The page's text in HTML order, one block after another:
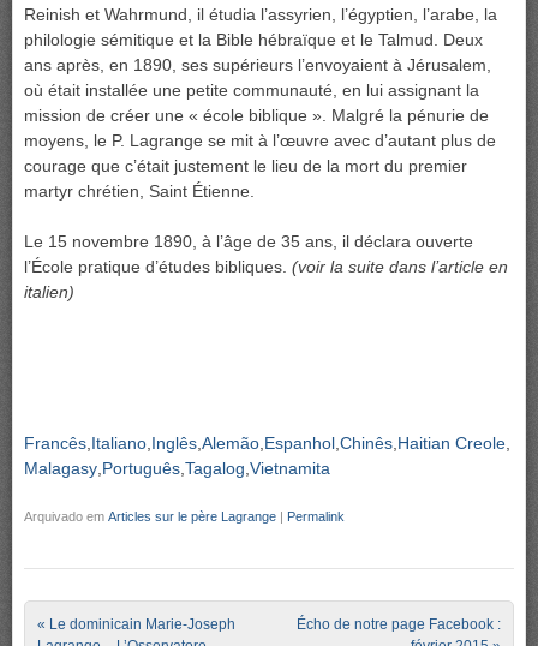
Reinish et Wahrmund, il étudia l’assyrien, l’égyptien, l’arabe, la
philologie sémitique et la Bible hébraïque et le Talmud. Deux
ans après, en 1890, ses supérieurs l’envoyaient à Jérusalem,
où était installée une petite communauté, en lui assignant la
mission de créer une « école biblique ». Malgré la pénurie de
moyens, le P. Lagrange se mit à l’œuvre avec d’autant plus de
courage que c’était justement le lieu de la mort du premier
martyr chrétien, Saint Étienne.
Le 15 novembre 1890, à l’âge de 35 ans, il déclara ouverte
l’École pratique d’études bibliques. (voir la suite dans l’article en
italien)
Francês Italiano Inglês Alemão Espanhol Chinês Haitian Creole
Malagasy Português Tagalog Vietnamita
Arquivado em Articles sur le père Lagrange | Permalink
Post navigation
« Le dominicain Marie-Joseph
Écho de notre page Facebook :